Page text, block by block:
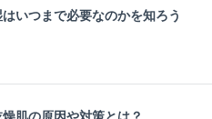
いつまで必要なのかを知ろう